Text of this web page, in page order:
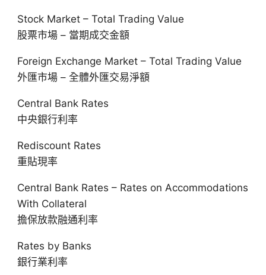
Stock Market – Total Trading Value
股票市場 – 當期成交金額
Foreign Exchange Market – Total Trading Value
外匯市場 – 全體外匯交易淨額
Central Bank Rates
中央銀行利率
Rediscount Rates
重貼現率
Central Bank Rates – Rates on Accommodations
With Collateral
擔保放款融通利率
Rates by Banks
銀行業利率